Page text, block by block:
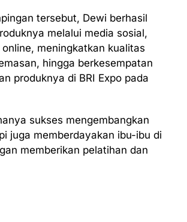
tersebut, Dewi berhasil
melalui media sosial,
meningkatkan kualitas
hingga berkesempatan
produknya di BRI Expo pada
sukses mengembangkan
juga memberdayakan ibu-ibu di
memberikan pelatihan dan